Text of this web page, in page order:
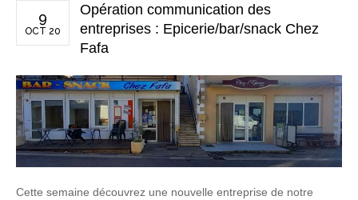
9
OCT 20
Opération communication des
entreprises : Epicerie/bar/snack Chez
Fafa
Cette semaine découvrez une nouvelle entreprise de notre